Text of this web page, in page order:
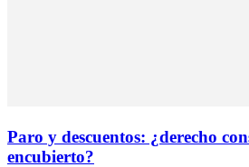
Paro y descuentos: ¿derecho
encubierto?